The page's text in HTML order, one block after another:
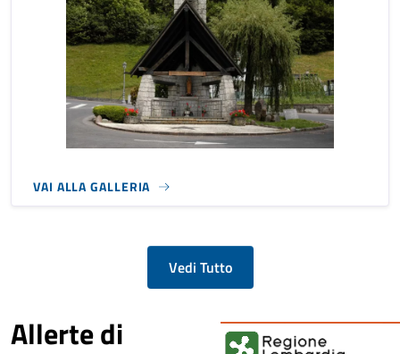
VAI ALLA GALLERIA
Vedi Tutto
Allerte di